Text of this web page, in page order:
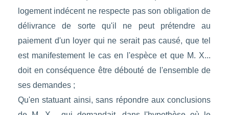
logement indécent ne respecte pas son obligation de
délivrance de sorte qu'il ne peut prétendre au
paiement d'un loyer qui ne serait pas causé, que tel
est manifestement le cas en l'espèce et que M. X...
doit en conséquence être débouté de l'ensemble de
ses demandes ;
Qu'en statuant ainsi, sans répondre aux conclusions